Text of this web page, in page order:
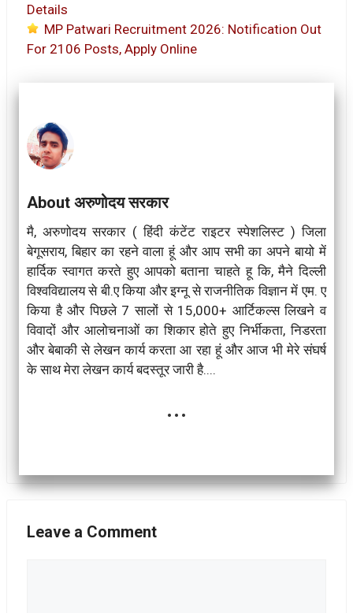
Details
MP Patwari Recruitment 2026: Notification Out
For 2106 Posts, Apply Online
About अरुणोदय सरकार
मै, अरुणोदय सरकार ( हिंदी कंटेंट राइटर स्पेशलिस्ट ) जिला
बेगूसराय, बिहार का रहने वाला हूं और आप सभी का अपने बायो में
हार्दिक स्वागत करते हुए आपको बताना चाहते हू कि, मैने दिल्ली
विश्वविद्यालय से बी.ए किया और इग्नू से राजनीतिक विज्ञान में एम. ए
किया है और पिछले 7 सालों से 15,000+ आर्टिकल्स लिखने व
विवादों और आलोचनाओं का शिकार होते हुए निर्भीकता, निडरता
और बेबाकी से लेखन कार्य करता आ रहा हूं और आज भी मेरे संघर्ष
के साथ मेरा लेखन कार्य बदस्तूर जारी है....
...
Leave a Comment